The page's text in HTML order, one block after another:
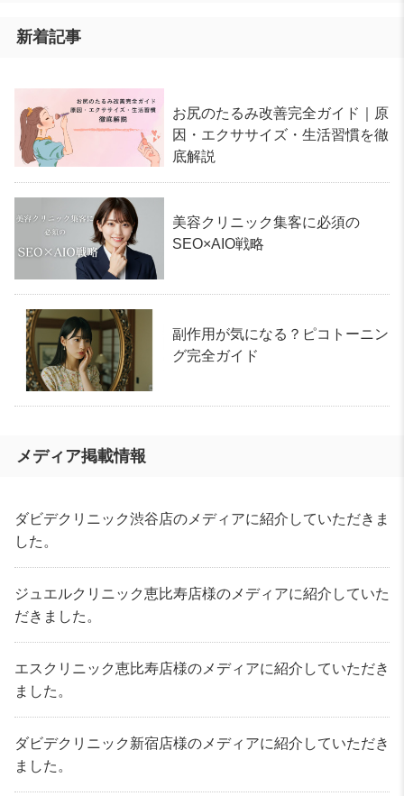
新着記事
お尻のたるみ改善完全ガイド｜原
因・エクササイズ・生活習慣を徹
底解説
美容クリニック集客に必須の
SEO×AIO戦略
副作用が気になる？ピコトーニン
グ完全ガイド
メディア掲載情報
ダビデクリニック渋谷店のメディアに紹介していただきま
した。
ジュエルクリニック恵比寿店様のメディアに紹介していた
だきました。
エスクリニック恵比寿店様のメディアに紹介していただき
ました。
ダビデクリニック新宿店様のメディアに紹介していただき
ました。